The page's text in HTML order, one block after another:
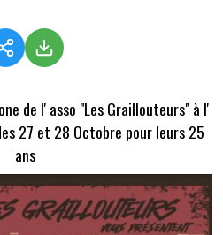
de l' asso "Les Graillouteurs" à l'
27 et 28 Octobre pour leurs 25
ans